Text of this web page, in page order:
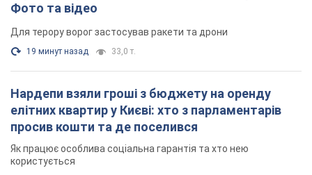
Фото та відео
Для терору ворог застосував ракети та дрони
19 минут назад 33,0 т.
Нардепи взяли гроші з бюджету на оренду
елітних квартир у Києві: хто з парламентарів
просив кошти та де поселився
Як працює особлива соціальна гарантія та хто нею
користується